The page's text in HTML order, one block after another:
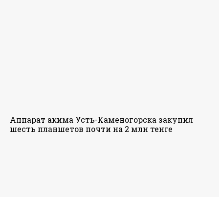
Аппарат акима Усть-Каменогорска закупил
шесть планшетов почти на 2 млн тенге